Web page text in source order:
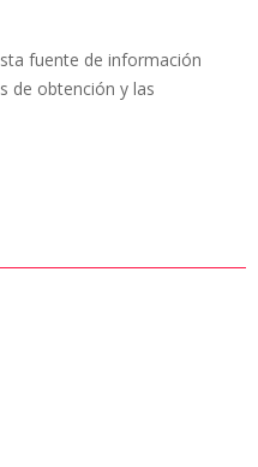
fuente de información
de obtención y las